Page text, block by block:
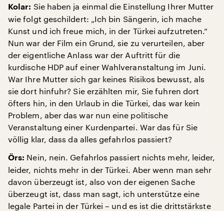
Kolar: Sie haben ja einmal die Einstellung Ihrer Mutter
wie folgt geschildert: „Ich bin Sängerin, ich mache
Kunst und ich freue mich, in der Türkei aufzutreten.“
Nun war der Film ein Grund, sie zu verurteilen, aber
der eigentliche Anlass war der Auftritt für die
kurdische HDP auf einer Wahlveranstaltung im Juni.
War Ihre Mutter sich gar keines Risikos bewusst, als
sie dort hinfuhr? Sie erzählten mir, Sie fuhren dort
öfters hin, in den Urlaub in die Türkei, das war kein
Problem, aber das war nun eine politische
Veranstaltung einer Kurdenpartei. War das für Sie
völlig klar, dass da alles gefahrlos passiert?
Örs: Nein, nein. Gefahrlos passiert nichts mehr, leider,
leider, nichts mehr in der Türkei. Aber wenn man sehr
davon überzeugt ist, also von der eigenen Sache
überzeugt ist, dass man sagt, ich unterstütze eine
legale Partei in der Türkei – und es ist die drittstärkste